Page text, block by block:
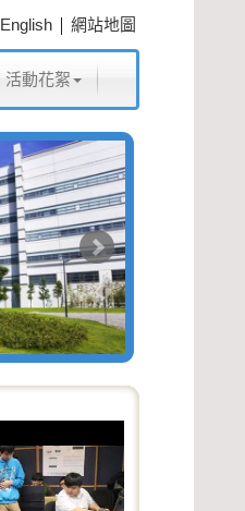
English | 網站地圖
活動花絮
e
x